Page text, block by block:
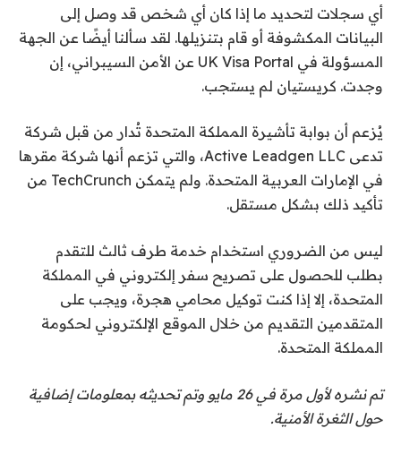
أي سجلات لتحديد ما إذا كان أي شخص قد وصل إلى
البيانات المكشوفة أو قام بتنزيلها. لقد سألنا أيضًا عن الجهة
المسؤولة في UK Visa Portal عن الأمن السيبراني، إن
وجدت. كريستيان لم يستجب.
يُزعم أن بوابة تأشيرة المملكة المتحدة تُدار من قبل شركة
تدعى Active Leadgen LLC، والتي تزعم أنها شركة مقرها
في الإمارات العربية المتحدة. ولم يتمكن TechCrunch من
تأكيد ذلك بشكل مستقل.
ليس من الضروري استخدام خدمة طرف ثالث للتقدم
بطلب للحصول على تصريح سفر إلكتروني في المملكة
المتحدة، إلا إذا كنت توكيل محامي هجرة، ويجب على
المتقدمين التقديم من خلال الموقع الإلكتروني لحكومة
المملكة المتحدة.
تم نشره لأول مرة في 26 مايو وتم تحديثه بمعلومات إضافية
حول الثغرة الأمنية.